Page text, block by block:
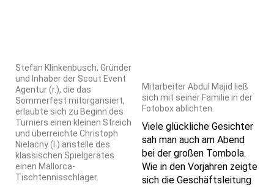
Stefan Klinkenbusch, Gründer
und Inhaber der Scout Event
Agentur (r.), die das
Sommerfest mitorgansiert,
erlaubte sich zu Beginn des
Turniers einen kleinen Streich
und überreichte Christoph
Nielacny (l.) anstelle des
klassischen Spielgerätes
einen Mallorca-
Tischtennisschläger.
Mitarbeiter Abdul Majid ließ
sich mit seiner Familie in der
Fotobox ablichten.
Viele glückliche Gesichter
sah man auch am Abend
bei der großen Tombola.
Wie in den Vorjahren zeigte
sich die Geschäftsleitung